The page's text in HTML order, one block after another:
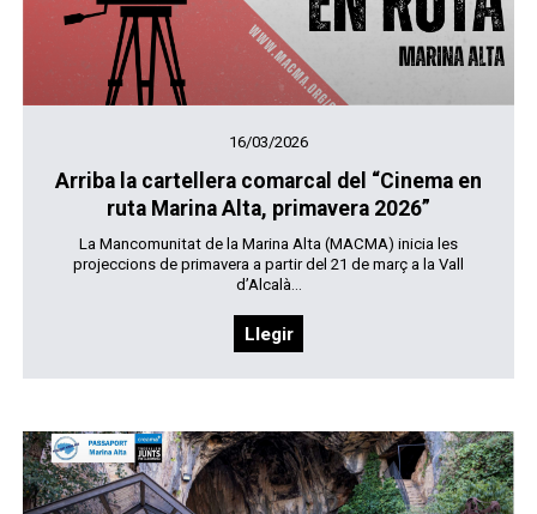
16/03/2026
Arriba la cartellera comarcal del “Cinema en
ruta Marina Alta, primavera 2026”
La Mancomunitat de la Marina Alta (MACMA) inicia les
projeccions de primavera a partir del 21 de març a la Vall
d’Alcalà...
Llegir